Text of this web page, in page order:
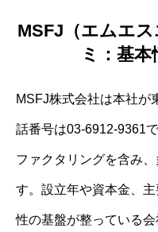
MSFJ（エムエ
ミ：基
MSFJ株式会社は本社が
話番号は03-6912-9361
ファクタリングを含み
す。設立年や資本金、
性の基盤が整っている